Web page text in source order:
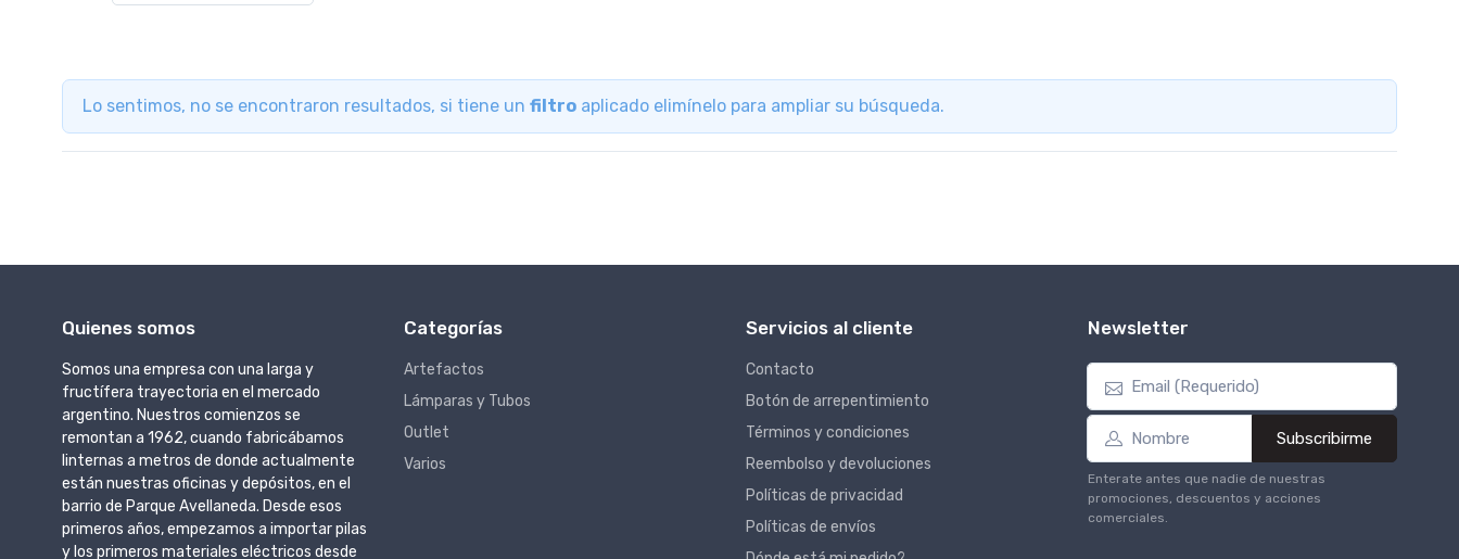
Lo sentimos, no se encontraron resultados, si tiene un filtro aplicado elimínelo para ampliar su búsqueda.
Quienes somos
Somos una empresa con una larga y
fructífera trayectoria en el mercado
argentino. Nuestros comienzos se
remontan a 1962, cuando fabricábamos
linternas a metros de donde actualmente
están nuestras oficinas y depósitos, en el
barrio de Parque Avellaneda. Desde esos
primeros años, empezamos a importar pilas
y los primeros materiales eléctricos desde
Categorías
Artefactos
Lámparas y Tubos
Outlet
Varios
Servicios al cliente
Contacto
Botón de arrepentimiento
Términos y condiciones
Reembolso y devoluciones
Políticas de privacidad
Políticas de envíos
Newsletter
Subscribirme
Enterate antes que nadie de nuestras
promociones, descuentos y acciones
comerciales.